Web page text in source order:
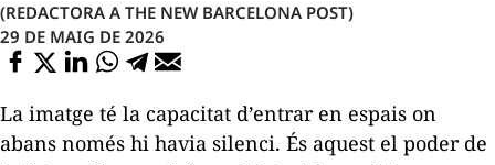
(REDACTORA A THE NEW BARCELONA POST)
29 DE MAIG DE 2026
La imatge té la capacitat d’entrar en espais on
abans només hi havia silenci. És aquest el poder de